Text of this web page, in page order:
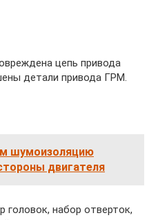
цепь привода
детали привода ГРМ.
шумоизоляцию
двигателя
головок, набор отверток,